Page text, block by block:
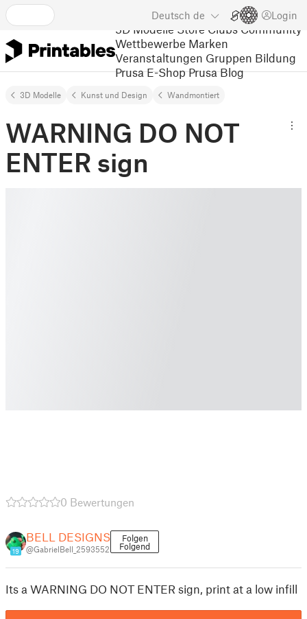
Deutsch de Login
3D Modelle Store Clubs Community
Wettbewerbe Marken
Veranstaltungen Gruppen Bildung
Prusa E-Shop Prusa Blog
3D Modelle Kunst und Design Wandmontiert
WARNING DO NOT
ENTER sign
0 Bewertungen
19
BELL DESIGNS
@GabrielBell_2593552
Folgen
Folgend
Its a WARNING DO NOT ENTER sign, print at a low infill